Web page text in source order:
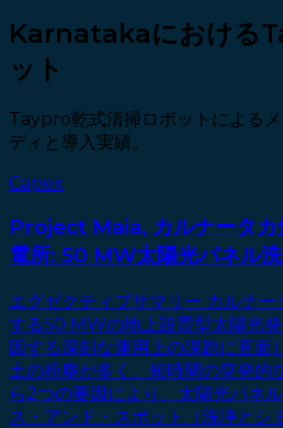
Karnatakaにおける
ット
Taypro乾式清掃ロボットによる
ディと導入実績。
Capex
Project Maia, カルナータカ
電所: 50 MW太陽光パネル
エグゼクティブサマリー カルナ
する50 MWの地上設置型太陽光
因する深刻な運用上の課題に直面
土の粉塵が多く、短時間の突発的
ら2つの要因により、太陽光パネ
ス・アンド・スポット（洗浄とシ